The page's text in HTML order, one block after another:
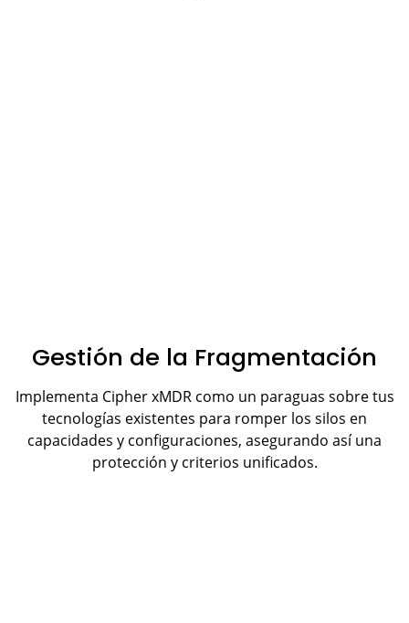
Gestión de la Fragmentación
Implementa Cipher xMDR como un paraguas sobre tus
tecnologías existentes para romper los silos en
capacidades y configuraciones, asegurando así una
protección y criterios unificados.